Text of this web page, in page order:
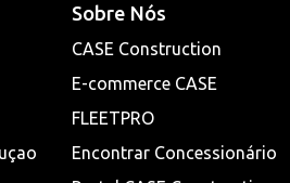
Sobre Nós
CASE Construction
E-commerce CASE
FLEETPRO
Encontrar Concessionário